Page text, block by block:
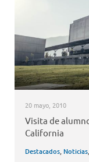
20 mayo, 2010
Visita de
California
Destacados, Noticias,